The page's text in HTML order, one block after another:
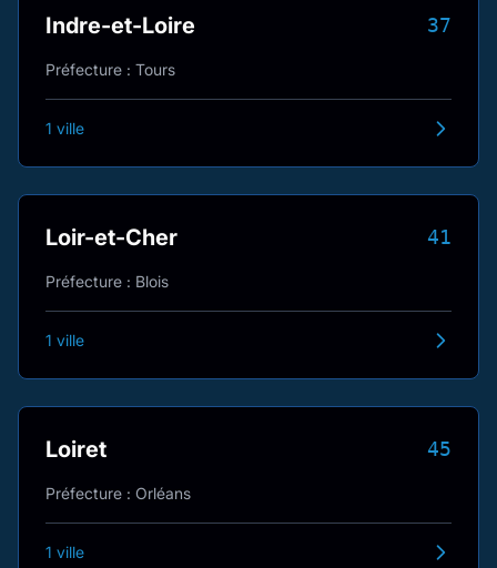
Indre-et-Loire 37
Préfecture : Tours
1 ville
Loir-et-Cher 41
Préfecture : Blois
1 ville
Loiret 45
Préfecture : Orléans
1 ville